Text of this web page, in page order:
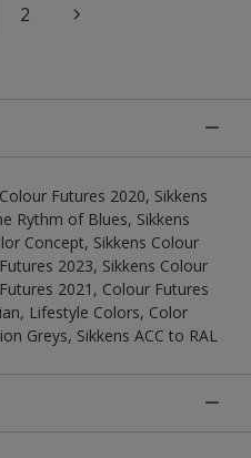
2
Futures 2020, Sikkens
Rythm of Blues, Sikkens
Concept, Sikkens Colour
2023, Sikkens Colour
2021, Colour Futures
Lifestyle Colors, Color
Greys, Sikkens ACC to RAL